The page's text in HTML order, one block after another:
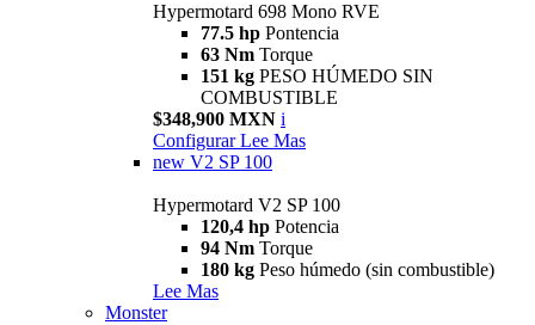
Hypermotard 698 Mono RVE
77.5 hp Pontencia
63 Nm Torque
151 kg PESO HÚMEDO SIN
COMBUSTIBLE
$348,900 MXN i
Configurar Lee Mas
new V2 SP 100
Hypermotard V2 SP 100
120,4 hp Potencia
94 Nm Torque
180 kg Peso húmedo (sin combustible)
Lee Mas
Monster